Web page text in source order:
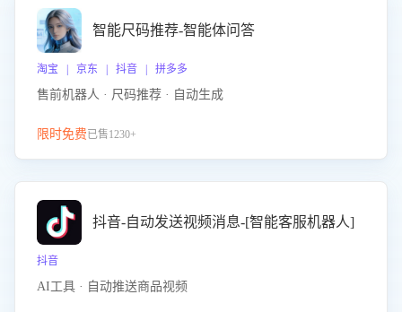
智能尺码推荐-智能体问答
淘宝 | 京东 | 抖音 | 拼多多
售前机器人 · 尺码推荐 · 自动生成
限时免费已售1230+
抖音-自动发送视频消息-[智能客服机器人]
抖音
AI工具 · 自动推送商品视频